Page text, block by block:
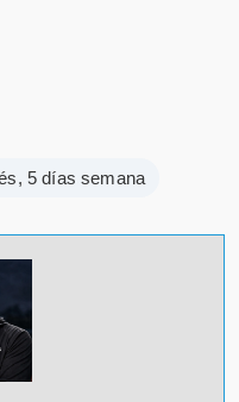
5 días semana